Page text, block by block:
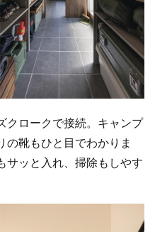
クロークで接続。キャンプ
の靴もひと目でわかりま
サッと入れ、掃除もしやす